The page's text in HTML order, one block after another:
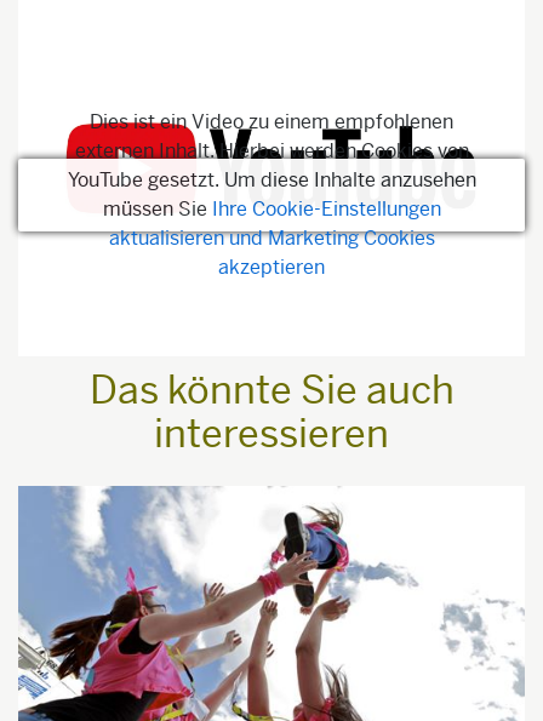
Dies ist ein Video zu einem empfohlenen
externen Inhalt. Hierbei werden Cookies von
YouTube gesetzt. Um diese Inhalte anzusehen
müssen Sie Ihre Cookie-Einstellungen
aktualisieren und Marketing Cookies
akzeptieren
Das könnte Sie auch
interessieren